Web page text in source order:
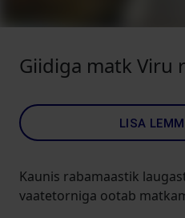
Giidiga matk Viru
LISA
Kaunis rabamaastik
vaatetorniga ootab